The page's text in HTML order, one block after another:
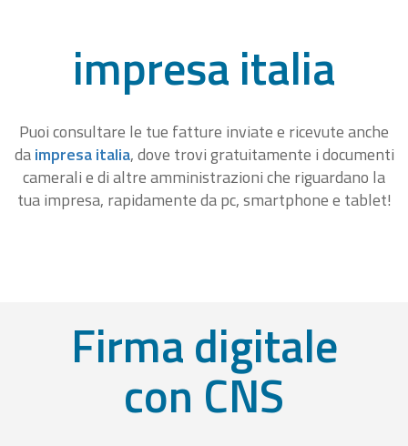
impresa italia
Puoi consultare le tue fatture inviate e ricevute anche
daimpresa italia, dove trovi gratuitamente i documenti
camerali e di altre amministrazioni che riguardano la
tua impresa, rapidamente da pc, smartphone e tablet!
Firma digitale
con CNS